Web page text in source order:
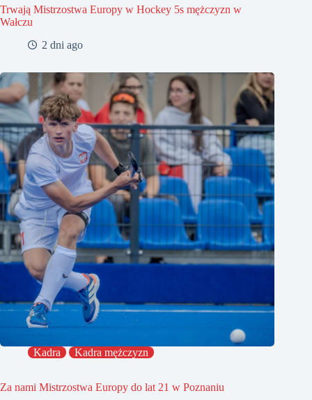
Trwają Mistrzostwa Europy w Hockey 5s mężczyzn w
Wałczu
2 dni ago
Kadra Kadra mężczyzn
Za nami Mistrzostwa Europy do lat 21 w Poznaniu